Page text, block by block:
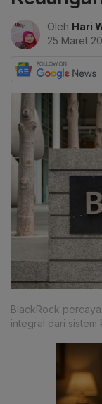
Oleh Hari
25 Maret
BlackRock
integral dari